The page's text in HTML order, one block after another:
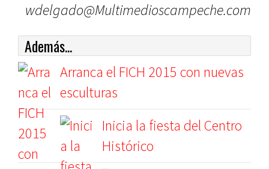
wdelgado@Multimedioscampeche.com
Además...
Arranca el FICH 2015 con nuevas
esculturas
Inicia la fiesta del Centro
Histórico